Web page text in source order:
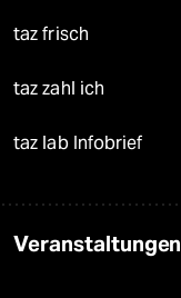
taz frisch
taz zahl ich
taz lab Infobrief
Veranstaltungen